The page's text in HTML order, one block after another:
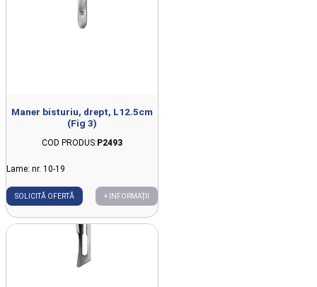
Maner bisturiu, drept, L12.5cm
(Fig 3)
COD PRODUS:P2493
Lame: nr. 10-19
SOLICITĂ OFERTĂ + INFORMAȚII